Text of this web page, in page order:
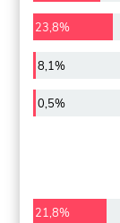
23,8%
8,1%
0,5%
21,8%